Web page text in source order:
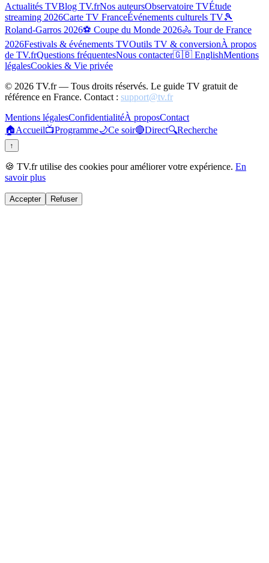
Actualités TVBlog TV.frNos auteursObservatoire TVÉtude
streaming 2026Carte TV FranceÉvénements culturels TV🎾
Roland-Garros 2026⚽ Coupe du Monde 2026🚴 Tour de France
2026Festivals & événements TVOutils TV & conversionÀ propos
de TV.frQuestions fréquentesNous contacter🇬🇧 EnglishMentions
légalesCookies & Vie privée
© 2026 TV.fr — Tous droits réservés. Le guide TV gratuit de
référence en France. Contact : support@tv.fr
Mentions légalesConfidentialitéÀ proposContact
🏠Accueil📺Programme🌙Ce soir🔴Direct🔍Recherche
↑
🍪 TV.fr utilise des cookies pour améliorer votre expérience. En
savoir plus
Accepter Refuser